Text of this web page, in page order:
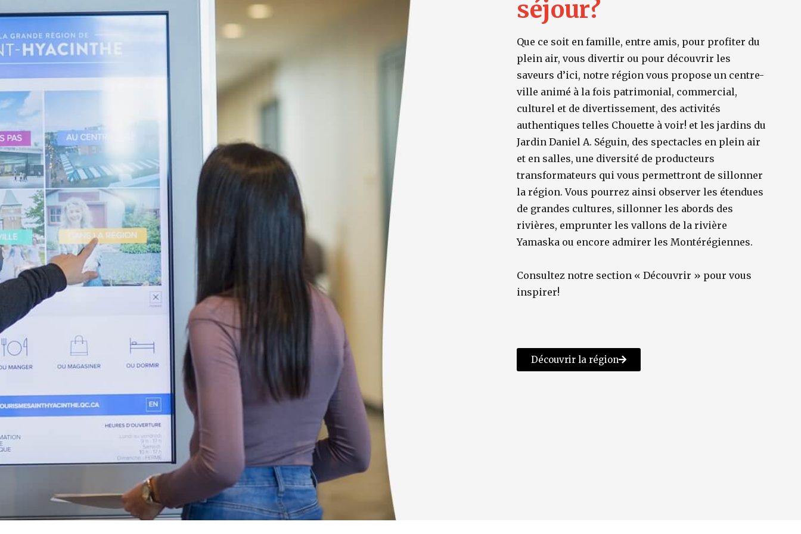
séjour?
Que ce soit en famille, entre amis, pour profiter du
plein air, vous divertir ou pour découvrir les
saveurs d’ici, notre région vous propose un centre-
ville animé à la fois patrimonial, commercial,
culturel et de divertissement, des activités
authentiques telles Chouette à voir! et les jardins du
Jardin Daniel A. Séguin, des spectacles en plein air
et en salles, une diversité de producteurs
transformateurs qui vous permettront de sillonner
la région. Vous pourrez ainsi observer les étendues
de grandes cultures, sillonner les abords des
rivières, emprunter les vallons de la rivière
Yamaska ou encore admirer les Montérégiennes.
Consultez notre section « Découvrir » pour vous
inspirer!
Découvrir la région